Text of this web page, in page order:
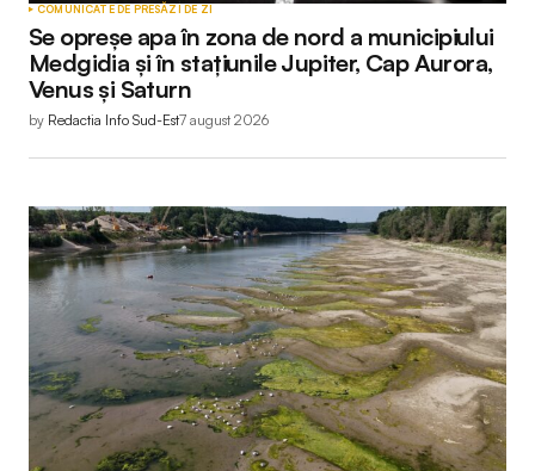
Your E-mail*
COMUNICATE DE PRESĂZI DE ZI
Se opreșe apa în zona de nord a municipiului
Medgidia și în stațiunile Jupiter, Cap Aurora,
Venus și Saturn
by Redactia Info Sud-Est7 august 2026